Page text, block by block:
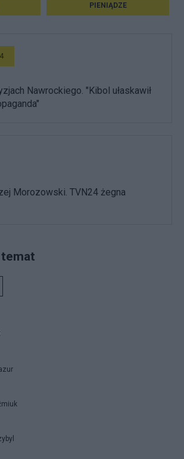
PIENIĄDZE
Nawrockiego. "Kibol ułaskawił
Morozowski. TVN24 żegna